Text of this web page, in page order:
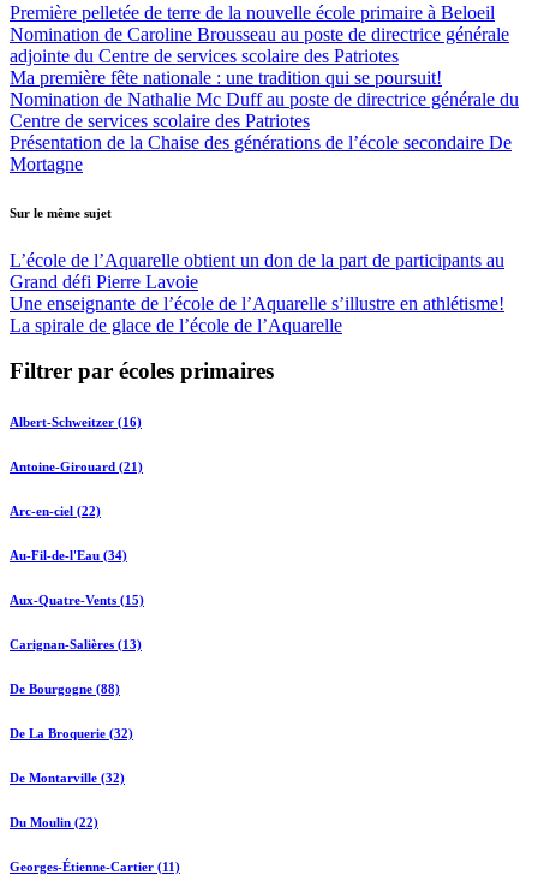
Première pelletée de terre de la nouvelle école primaire à Beloeil
Nomination de Caroline Brousseau au poste de directrice générale
adjointe du Centre de services scolaire des Patriotes
Ma première fête nationale : une tradition qui se poursuit!
Nomination de Nathalie Mc Duff au poste de directrice générale du
Centre de services scolaire des Patriotes
Présentation de la Chaise des générations de l’école secondaire De
Mortagne
Sur le même sujet
L’école de l’Aquarelle obtient un don de la part de participants au
Grand défi Pierre Lavoie
Une enseignante de l’école de l’Aquarelle s’illustre en athlétisme!
La spirale de glace de l’école de l’Aquarelle
Filtrer par écoles primaires
Albert-Schweitzer (16)
Antoine-Girouard (21)
Arc-en-ciel (22)
Au-Fil-de-l'Eau (34)
Aux-Quatre-Vents (15)
Carignan-Salières (13)
De Bourgogne (88)
De La Broquerie (32)
De Montarville (32)
Du Moulin (22)
Georges-Étienne-Cartier (11)